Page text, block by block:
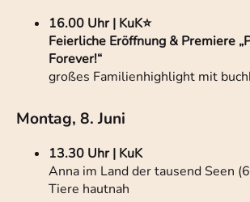
16.00 Uhr | KuK⭐
Feierliche Eröffnung & Premiere
Forever!“
großes Familienhighlight mit
Montag, 8. Juni
13.30 Uhr | KuK
Anna im Land der tausend Seen
Tiere hautnah